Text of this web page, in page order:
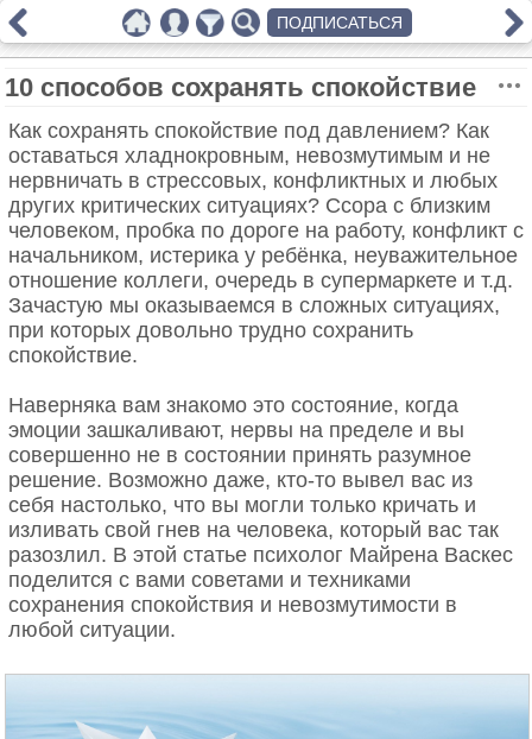
10 способов сохранять спокойствие
Как сохранять спокойствие под давлением? Как
оставаться хладнокровным, невозмутимым и не
нервничать в стрессовых, конфликтных и любых
других критических ситуациях? Ссора с близким
человеком, пробка по дороге на работу, конфликт с
начальником, истерика у ребёнка, неуважительное
отношение коллеги, очередь в супермаркете и т.д.
Зачастую мы оказываемся в сложных ситуациях,
при которых довольно трудно сохранить
спокойствие.
Наверняка вам знакомо это состояние, когда
эмоции зашкаливают, нервы на пределе и вы
совершенно не в состоянии принять разумное
решение. Возможно даже, кто-то вывел вас из
себя настолько, что вы могли только кричать и
изливать свой гнев на человека, который вас так
разозлил. В этой статье психолог Майрена Васкес
поделится с вами советами и техниками
сохранения спокойствия и невозмутимости в
любой ситуации.
ПОДПИСАТЬСЯ